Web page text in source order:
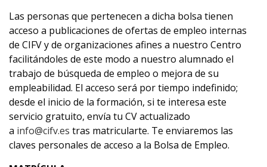
Las personas que pertenecen a dicha bolsa tienen
acceso a publicaciones de ofertas de empleo internas
de CIFV y de organizaciones afines a nuestro Centro
facilitándoles de este modo a nuestro alumnado el
trabajo de búsqueda de empleo o mejora de su
empleabilidad. El acceso será por tiempo indefinido;
desde el inicio de la formación, si te interesa este
servicio gratuito, envía tu CV actualizado
a info@cifv.es tras matricularte. Te enviaremos las
claves personales de acceso a la Bolsa de Empleo.